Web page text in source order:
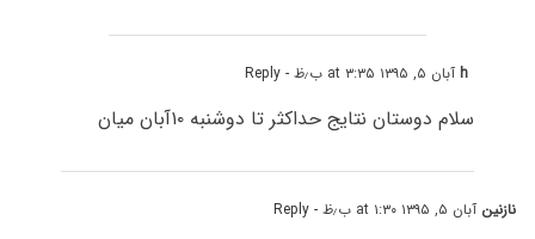
hآبان ۵, ۱۳۹۵ at ۳:۳۵ ب٫ظ - Reply
سلام دوستان نتایج حداکثر تا دوشنبه ۱۰آبان میان
نازنین آبان ۵, ۱۳۹۵ at ۱:۳۰ ب٫ظ - Reply